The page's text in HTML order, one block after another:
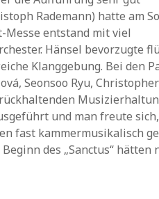
Rademann) hatte am
entstand mit viel
Hänsel bevorzugte
Klanggebung. Bei den
Seonsoo Ryu,
und man freute
fast kammermusikalisch
des „Sanctus“ hätten